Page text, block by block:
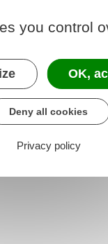
you control
OK,
Deny all cookies
Privacy policy